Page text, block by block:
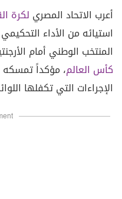
أعرب الاتحاد المصري لكرة
استيائه من الأداء
المنتخب الوطني أمام الأرجنتين بنتيجة 3-2
كأس العالم، مؤكداً تمسكه
الإجراءات التي تكفلها